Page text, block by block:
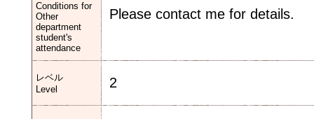
Conditions for
Other
department
student's
attendance
Please contact me for details.
レベル
Level
2